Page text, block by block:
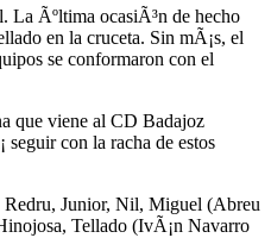
La Ãºltima ocasiÃ³n de hecho
en la cruceta. Sin mÃ¡s, el
se conformaron con el
que viene al CD Badajoz
con la racha de estos
Redru, Junior, Nil, Miguel (Abreu
Tellado (IvÃ¡n Navarro